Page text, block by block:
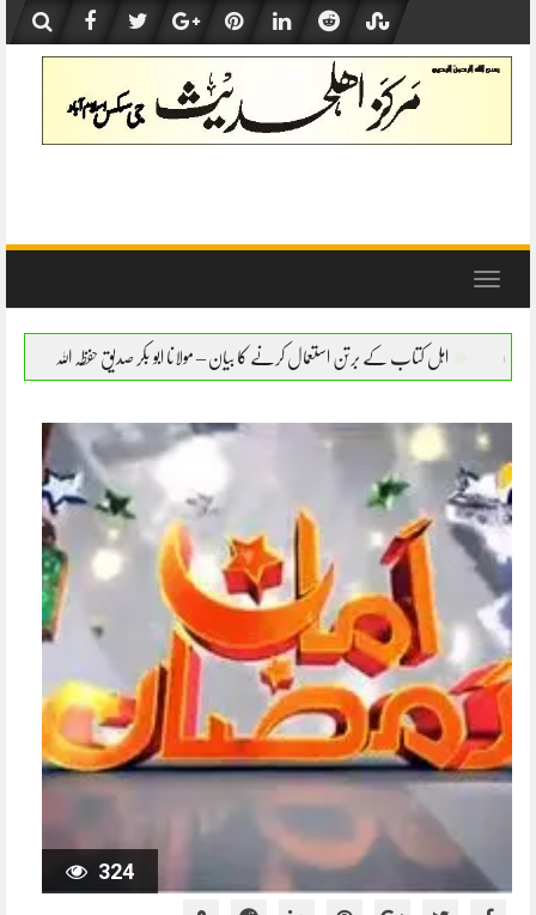
content
Toggle
کرنے کا بیان – مولانا ابو بکر صدیق حفظہ اللہ اہل کتاب کے برتن استعمال کرنے
324